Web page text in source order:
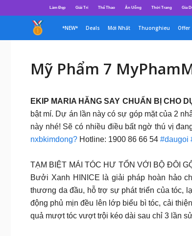
đến
dung
Làm Đẹp Giải Trí Thể Thao Ăn Uống Thời Trang Gia
*NEW* Deals Mới Nhất Thuonghieu Offer
Mỹ Phẩm 7
EKIP MARIA HĂNG SAY CHUẨN BỊ CHO
bật mí. Dự án lần này có sự góp mặt của 2
này nhé! Sẽ có nhiều điều bất ngờ thú vị
nxbkimdong? Hotline: 1900 86 66 54 #daugoi
TẠM BIỆT MÁI TÓC HƯ TỔN VỚI BỘ ĐÔI
Bưởi Xanh HINICE là giải pháp hoàn hảo
thương da đầu, hỗ trợ sự phát triển của tóc,
động phủ mịn đều lên lớp biểu bì tóc, cải
quả mượt tóc vượt trội kéo dài sau chỉ 3 lần